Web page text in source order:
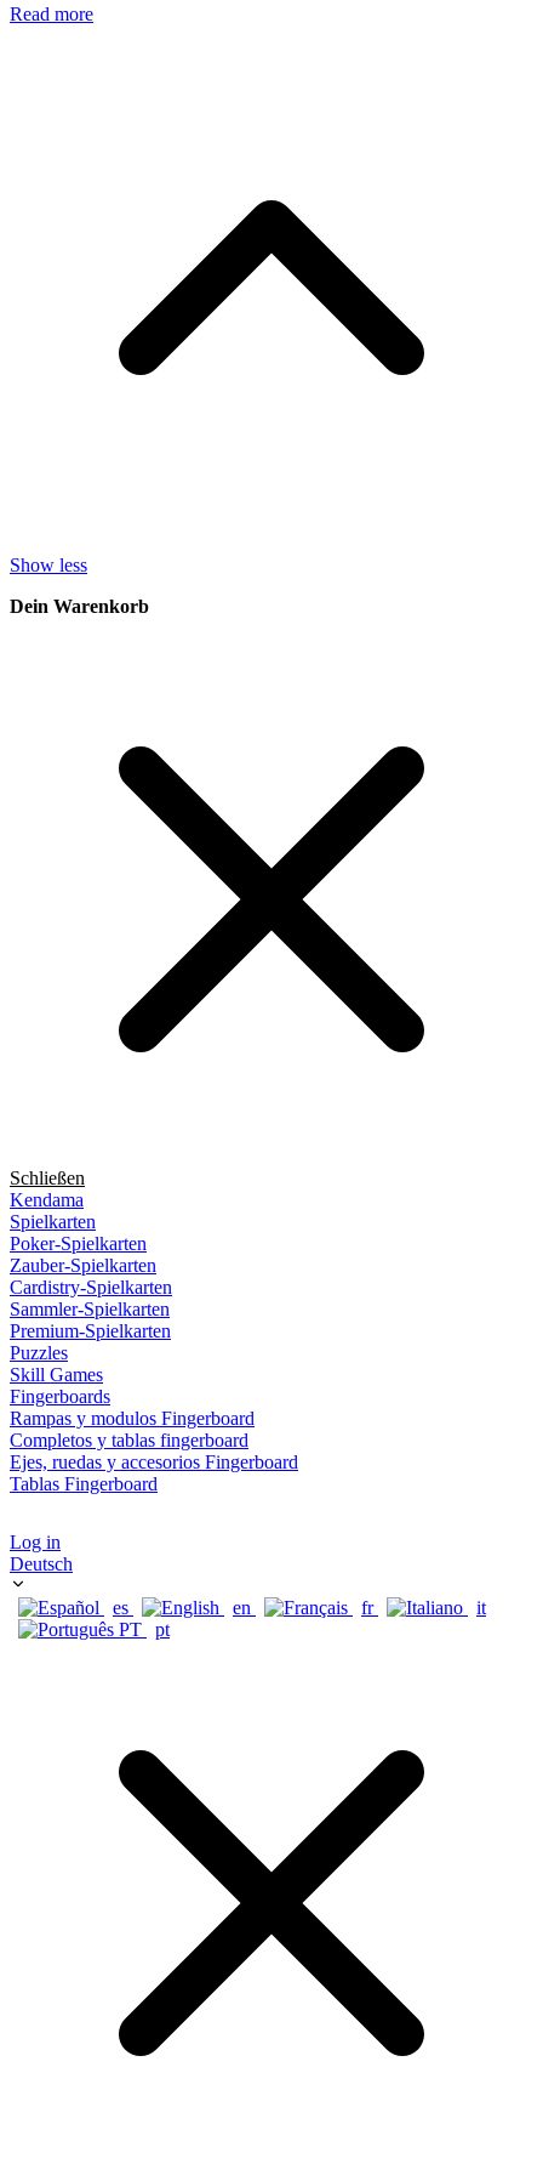
Read more
Show less
Dein Warenkorb
Schließen
Kendama
Spielkarten
Poker-Spielkarten
Zauber-Spielkarten
Cardistry-Spielkarten
Sammler-Spielkarten
Premium-Spielkarten
Puzzles
Skill Games
Fingerboards
Rampas y modulos Fingerboard
Completos y tablas fingerboard
Ejes, ruedas y accesorios Fingerboard
Tablas Fingerboard
Log in
Deutsch
es en fr
it
pt